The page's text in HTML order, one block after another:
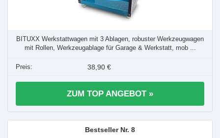
BITUXX Werkstattwagen mit 3 Ablagen, robuster Werkzeugwagen
mit Rollen, Werkzeugablage für Garage & Werkstatt, mob ...
38,90 €
ZUM TOP ANGEBOT »
8